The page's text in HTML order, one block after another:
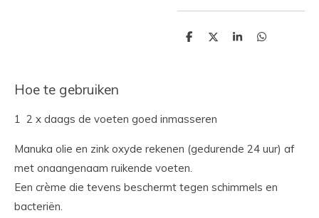
D
D
S
D
Hoe te gebruiken
1 2 x daags de voeten goed inmasseren
Manuka olie en zink oxyde rekenen (gedurende 24 uur) af
met onaangenaam ruikende voeten.
Een crème die tevens beschermt tegen schimmels en
bacteriën.